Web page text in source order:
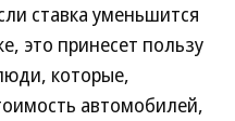
ставка уменьшится
это принесет пользу
которые,
автомобилей,